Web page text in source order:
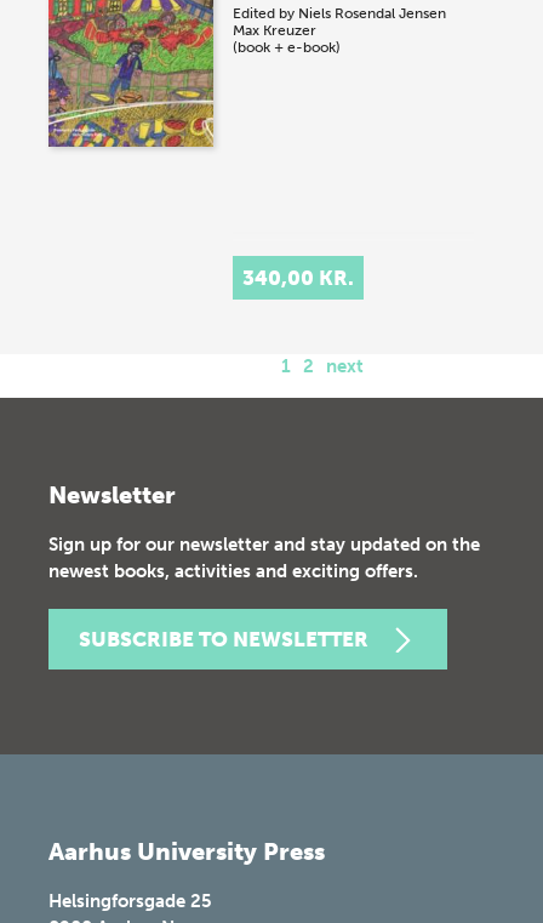
Edited by Niels Rosendal Jensen
Max Kreuzer
(book + e-book)
340,00 KR.
1 2 next
Newsletter
Sign up for our newsletter and stay updated on the
newest books, activities and exciting offers.
SUBSCRIBE TO NEWSLETTER
Aarhus University Press
Helsingforsgade 25